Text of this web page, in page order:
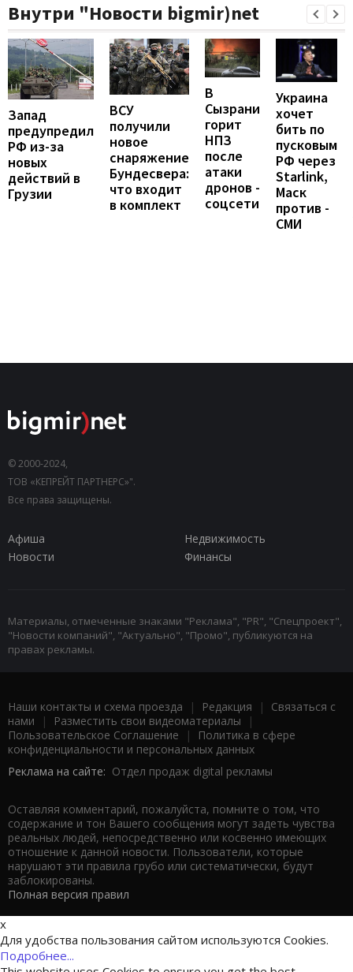
Внутри "Новости bigmir)net
Запад
предупредил
РФ из-за
новых
действий в
Грузии
ВСУ
получили
новое
снаряжение
Бундесвера:
что входит
в комплект
В
Сызрани
горит
НПЗ
после
атаки
дронов -
соцсети
Украина
хочет
бить по
пусковым
РФ через
Starlink,
Маск
против -
СМИ
© 2000-2024,
ТОВ «КЕПРЕЙТ ПАРТНЕРС»".
Все права защищены.
Афиша
Недвижимость
Новости
Финансы
Материалы, отмеченные знаками "Реклама", "PR", "Спецпроект",
"Новости компаний", "Актуально", "Промо", публикуются на
правах рекламы.
Наши контакты и схема проезда | Редакция | Связаться с
нами | Разместить свои видеоматериалы |
Пользовательское Соглашение |
Политика в сфере
конфиденциальности и персональных данных
Реклама на сайте: Отдел продаж digital рекламы
Оставляя комментарий, пожалуйста, помните о том, что
содержание и тон Вашего сообщения могут задеть чувства
реальных людей, непосредственно или косвенно имеющих
отношение к данной новости. Пользователи, которые
нарушают эти правила грубо или систематически, будут
заблокированы.
Полная версия правил
x
Для удобства пользования сайтом используются Cookies.
Подробнее...